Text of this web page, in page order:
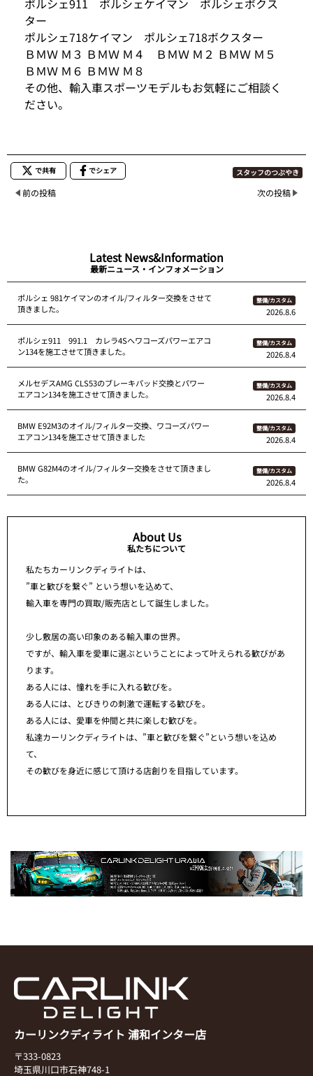
ター
ポルシェ718ケイマン ポルシェ718ボクスター
ＢＭＷ Ｍ３ ＢＭＷ Ｍ４ ＢＭＷ Ｍ２ ＢＭＷ Ｍ５
ＢＭＷ Ｍ６ ＢＭＷ Ｍ８
その他、輸入車スポーツモデルもお気軽にご相談く
ださい。
で共有 でシェア スタッフのつぶやき
前の投稿 次の投稿
Latest News&Information
最新ニュース・インフォメーション
ポルシェ 981ケイマンのオイル/フィルター交換をさせて
頂きました。
整備/カスタム
2026.8.6
ポルシェ911 991.1 カレラ4Sへワコーズパワーエアコ
ン134を施工させて頂きました。
整備/カスタム
2026.8.4
メルセデスAMG CLS53のブレーキパッド交換とパワー
エアコン134を施工させて頂きました。
整備/カスタム
2026.8.4
BMW E92M3のオイル/フィルター交換、ワコーズパワー
エアコン134を施工させて頂きました
整備/カスタム
2026.8.4
BMW G82M4のオイル/フィルター交換をさせて頂きまし
た。
整備/カスタム
2026.8.4
About Us
私たちについて
私たちカーリンクディライトは、
”車と歓びを繋ぐ” という想いを込めて、
輸入車を専門の買取/販売店として誕生しました。
少し敷居の高い印象のある輸入車の世界。
ですが、輸入車を愛車に選ぶということによって叶えられる歓びがあ
ります。
ある人には、憧れを手に入れる歓びを。
ある人には、とびきりの刺激で運転する歓びを。
ある人には、愛車を仲間と共に楽しむ歓びを。
私達カーリンクディライトは、”車と歓びを繋ぐ”という想いを込め
て、
その歓びを身近に感じて頂ける店創りを目指しています。
カーリンクディライト 浦和インター店
〒333-0823
埼玉県川口市石神748-1